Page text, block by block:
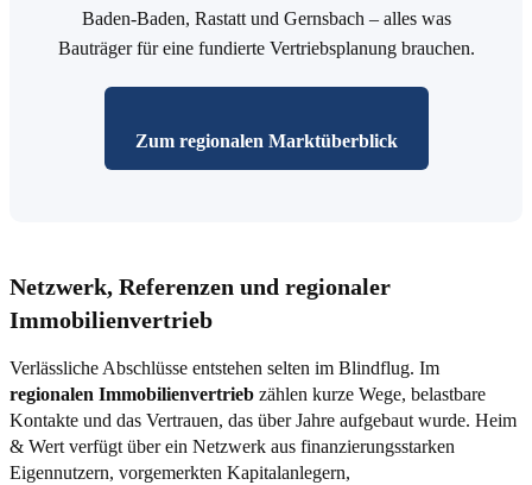
Baden-Baden, Rastatt und Gernsbach – alles was
Bauträger für eine fundierte Vertriebsplanung brauchen.
Zum regionalen Marktüberblick
Netzwerk, Referenzen und regionaler
Immobilienvertrieb
Verlässliche Abschlüsse entstehen selten im Blindflug. Im
regionalen Immobilienvertrieb zählen kurze Wege, belastbare
Kontakte und das Vertrauen, das über Jahre aufgebaut wurde. Heim
& Wert verfügt über ein Netzwerk aus finanzierungsstarken
Eigennutzern, vorgemerkten Kapitalanlegern,